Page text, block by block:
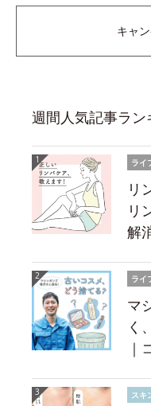
キャ
週間人気記事ラン
ライ
リ
リ
解
ライ
マ
く
｜
スキ